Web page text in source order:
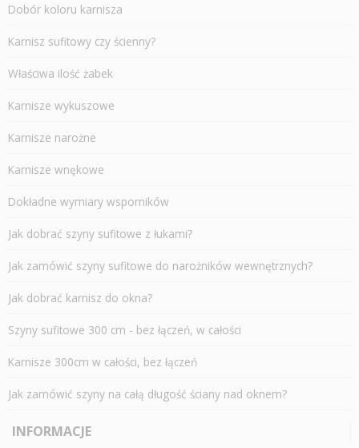
Dobór koloru karnisza
Karnisz sufitowy czy ścienny?
Właściwa ilość żabek
Karnisze wykuszowe
Karnisze narożne
Karnisze wnękowe
Dokładne wymiary wsporników
Jak dobrać szyny sufitowe z łukami?
Jak zamówić szyny sufitowe do narożników wewnętrznych?
Jak dobrać karnisz do okna?
Szyny sufitowe 300 cm - bez łączeń, w całości
Karnisze 300cm w całości, bez łączeń
Jak zamówić szyny na całą długość ściany nad oknem?
INFORMACJE